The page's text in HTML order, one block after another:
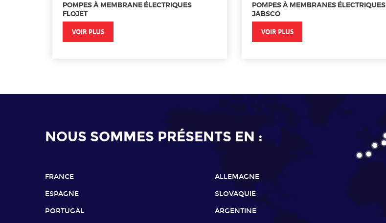
POMPES À MEMBRANE ÉLECTRIQUES
FLOJET
VOIR PLUS
POMPES À MEMBRANES ÉLECTRIQUES
JABSCO
VOIR PLUS
NOUS SOMMES PRÉSENTS EN :
FRANCE
ESPAGNE
PORTUGAL
ALLEMAGNE
SLOVAQUIE
ARGENTINE